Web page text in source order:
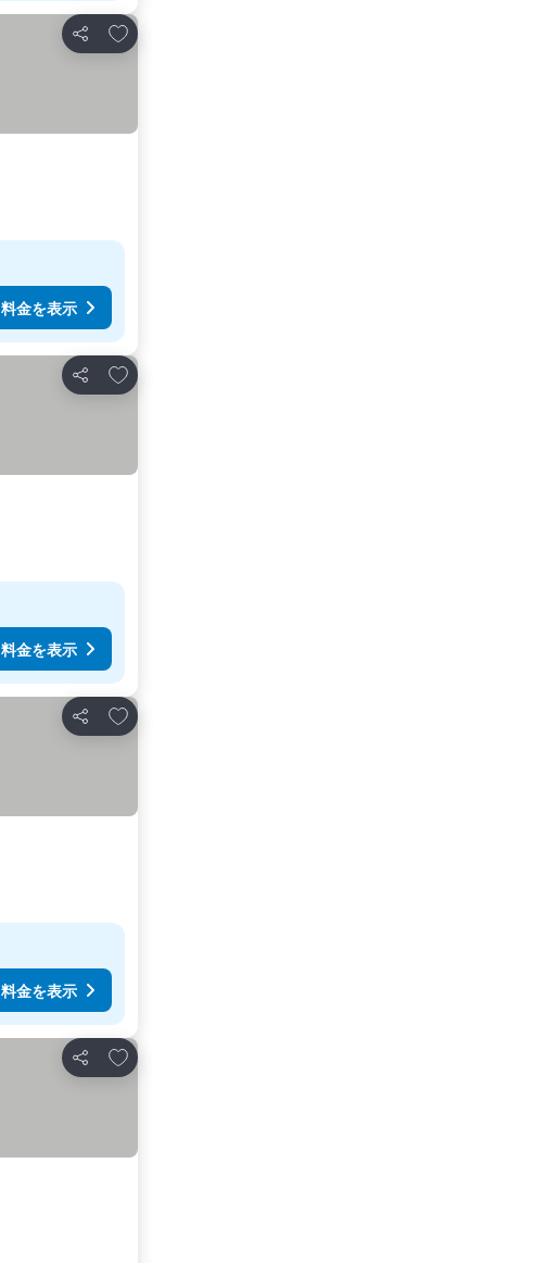
シェア
お気に入りに追加
料金を表示
シェア
お気に入りに追加
料金を表示
シェア
お気に入りに追加
料金を表示
シェア
お気に入りに追加